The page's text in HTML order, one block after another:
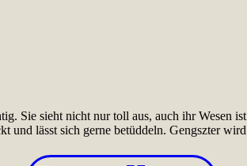
Sie sieht nicht nur toll aus, auch ihr Wesen
lässt sich gerne betüddeln. Gengszter